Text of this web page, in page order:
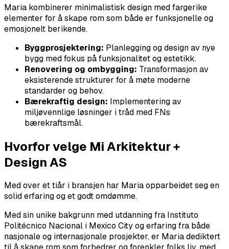
Maria kombinerer minimalistisk design med fargerike
elementer for å skape rom som både er funksjonelle og
emosjonelt berikende.
Byggprosjektering: Planlegging og design av nye
bygg med fokus på funksjonalitet og estetikk.
Renovering og ombygging: Transformasjon av
eksisterende strukturer for å møte moderne
standarder og behov.
Bærekraftig design: Implementering av
miljøvennlige løsninger i tråd med FNs
bærekraftsmål.
Hvorfor velge Mi Arkitektur +
Design AS
Med over et tiår i bransjen har Maria opparbeidet seg en
solid erfaring og et godt omdømme.
Med sin unike bakgrunn med utdanning fra Instituto
Politécnico Nacional i Mexico City og erfaring fra både
nasjonale og internasjonale prosjekter, er Maria dediktert